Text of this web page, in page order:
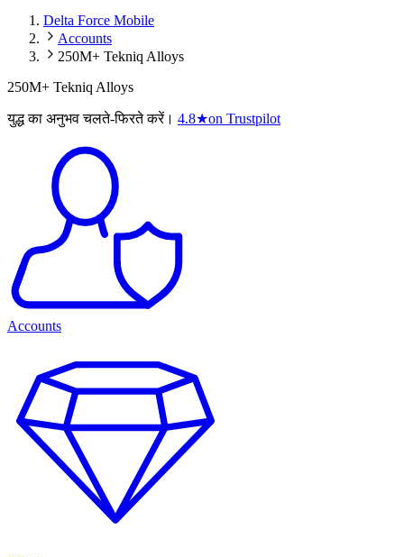
Delta Force Mobile
Accounts
250M+ Tekniq Alloys
250M+ Tekniq Alloys
युद्ध का अनुभव चलते-फिरते करें। 4.8★on Trustpilot
Accounts